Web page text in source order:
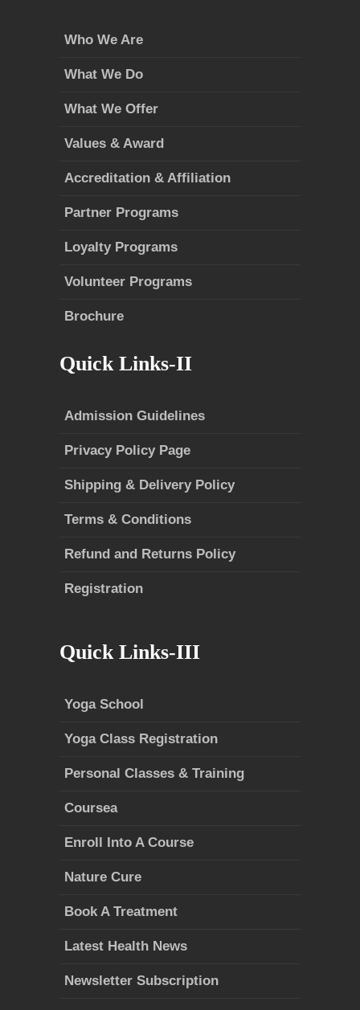
Who We Are
What We Do
What We Offer
Values & Award
Accreditation & Affiliation
Partner Programs
Loyalty Programs
Volunteer Programs
Brochure
Quick Links-II
Admission Guidelines
Privacy Policy Page
Shipping & Delivery Policy
Terms & Conditions
Refund and Returns Policy
Registration
Quick Links-III
Yoga School
Yoga Class Registration
Personal Classes & Training
Coursea
Enroll Into A Course
Nature Cure
Book A Treatment
Latest Health News
Newsletter Subscription